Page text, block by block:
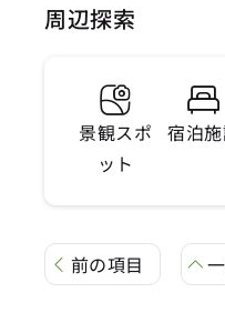
周辺探索
景観スポ
ット
宿泊
前の項目